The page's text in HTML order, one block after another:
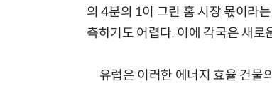
의 4분의 1이 그린 홈 시장 몫이라
측하기도 어렵다. 이에 각국은 새로
유럽은 이러한 에너지 효율 건물